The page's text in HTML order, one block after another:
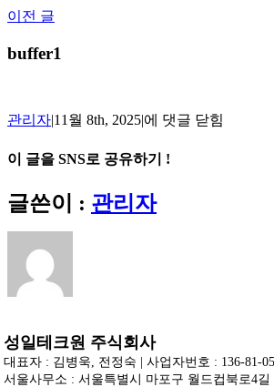
Skip
content
이전 글
buffer1
관리자|11월 8th, 2025|buffer1
에 댓글 닫힘
이 글을 SNS로 공유하기 !
Facebook
X
Reddit
LinkedIn
Tumblr
Pinterest
Vk
이
메
일
글쓴이 : 관리자
성일테크원 주식회사
대표자 : 김병욱, 전정숙 | 사업자번호 : 136-81-
서울사무소 : 서울특별시 마포구 월드컵북로4길